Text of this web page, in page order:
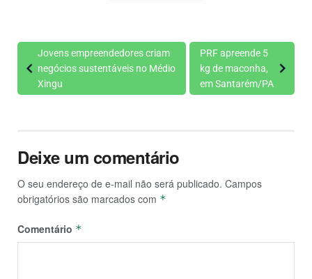
Jovens empreendedores criam
negócios sustentáveis no Médio
Xingu
PRF apreende 5
kg de maconha,
em Santarém/PA
Deixe um comentário
O seu endereço de e-mail não será publicado. Campos
obrigatórios são marcados com *
Comentário *